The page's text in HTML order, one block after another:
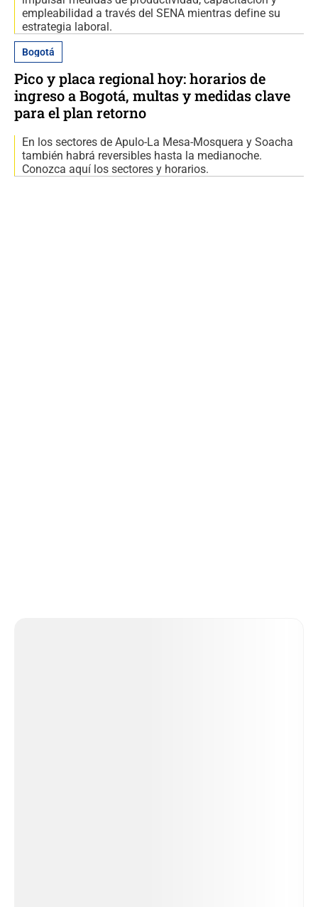
empleabilidad a través del SENA mientras define su
estrategia laboral.
Bogotá
Pico y placa regional hoy: horarios de
ingreso a Bogotá, multas y medidas clave
para el plan retorno
En los sectores de Apulo-La Mesa-Mosquera y Soacha
también habrá reversibles hasta la medianoche.
Conozca aquí los sectores y horarios.